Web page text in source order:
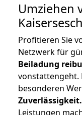
Umziehen
Kaisersesch
Profitieren Sie
Netzwerk für
Beiladung
vonstattengeht.
besonderen
Zuverlässigkeit.
Leistungen